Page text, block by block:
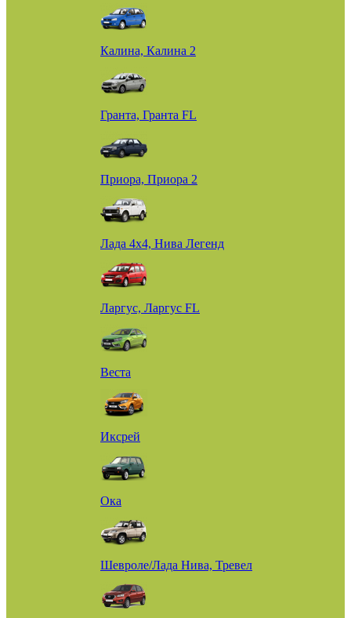
Калина, Калина 2
Гранта, Гранта FL
Приора, Приора 2
Лада 4х4, Нива Легенд
Ларгус, Ларгус FL
Веста
Иксрей
Ока
Шевроле/Лада Нива, Тревел